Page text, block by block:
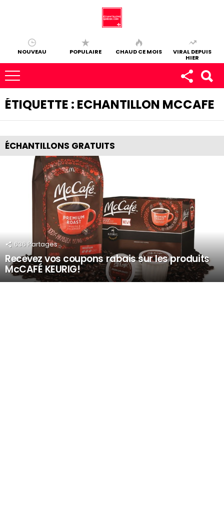
NOUVEAU POPULAIRE CHAUD CE MOIS VIRAL DEPUIS
HIER
ÉTIQUETTE : ECHANTILLON MCCAFE
ÉCHANTILLONS GRATUITS
636 Partages
Recevez vos coupons rabais sur les produits
McCAFÉ KEURIG!